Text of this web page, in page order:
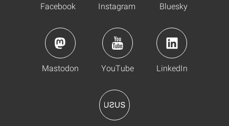
Facebook Instagram Bluesky
Mastodon YouTube LinkedIn